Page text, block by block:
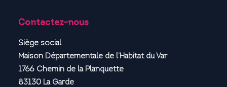
Contactez-nous
Siège social
Maison Départementale de l’Habitat du Var
1766 Chemin de la Planquette
83130 La Garde